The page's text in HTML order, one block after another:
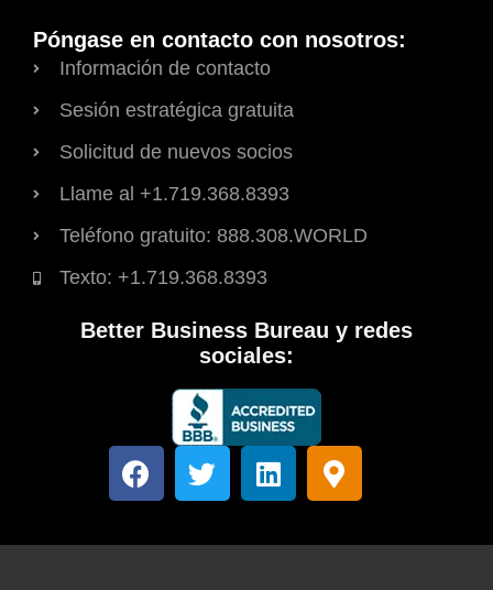
Póngase en contacto con nosotros:
Información de contacto
Sesión estratégica gratuita
Solicitud de nuevos socios
Llame al +1.719.368.8393
Teléfono gratuito: 888.308.WORLD
Texto: +1.719.368.8393
Better Business Bureau y redes
sociales:
F
a
e
T
w
t
L
i
k
M
a
a